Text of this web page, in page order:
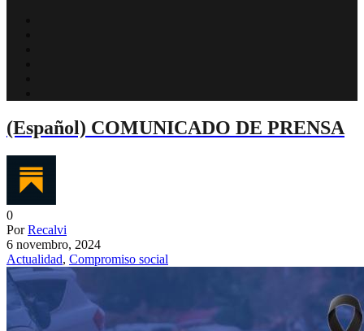
(Español) COMUNICADO DE PRENSA
0
PorRecalvi
6 novembro, 2024
Actualidad, Compromiso social